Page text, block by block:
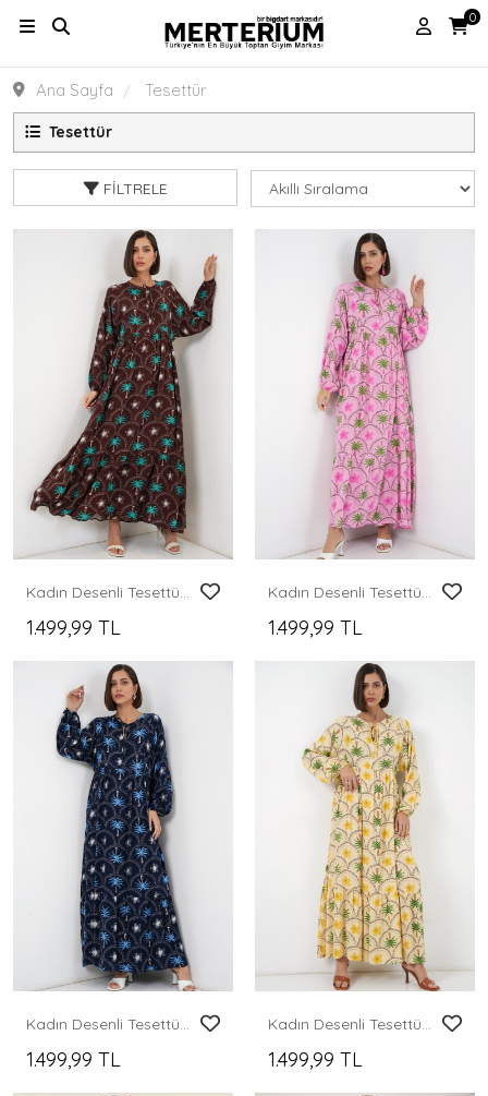
0
Ana Sayfa Tesettür
Tesettür
FILTRELE
1.499,99 TL 1.499,99 TL
1.499,99 TL 1.499,99 TL